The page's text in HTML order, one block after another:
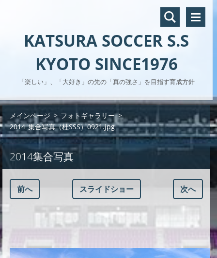
KATSURA SOCCER S.S
KYOTO SINCE1976
「楽しい」、「大好き」の先の「真の強さ」を目指す育成方針
メインページ > フォトギャラリー >
2014_集合写真（桂SSS）0921.jpg
2014集合写真
前へ スライドショー 次へ